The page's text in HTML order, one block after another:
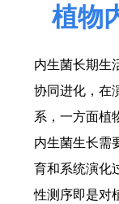
植物
内生菌长期生
协同进化，在
系，一方面植
内生菌生长需
育和系统演化
性测序即是对